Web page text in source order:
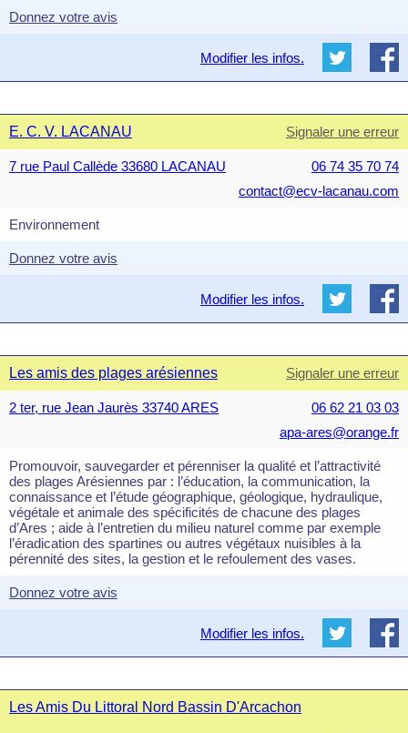
Donnez votre avis
Modifier les infos.
E. C. V. LACANAU Signaler une erreur
7 rue Paul Callède 33680 LACANAU
06 74 35 70 74
contact@ecv-lacanau.com
Environnement
Donnez votre avis
Modifier les infos.
Les amis des plages arésiennes Signaler une erreur
2 ter, rue Jean Jaurès 33740 ARES
06 62 21 03 03
apa-ares@orange.fr
Promouvoir, sauvegarder et pérenniser la qualité et l’attractivité
des plages Arésiennes par : l’éducation, la communication, la
connaissance et l’étude géographique, géologique, hydraulique,
végétale et animale des spécificités de chacune des plages
d’Ares ; aide à l’entretien du milieu naturel comme par exemple
l’éradication des spartines ou autres végétaux nuisibles à la
pérennité des sites, la gestion et le refoulement des vases.
Donnez votre avis
Modifier les infos.
Les Amis Du Littoral Nord Bassin D'Arcachon